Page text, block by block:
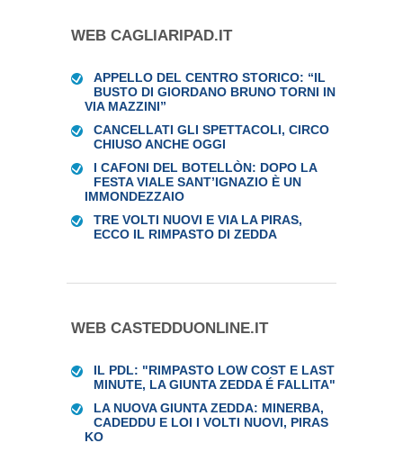
WEB CAGLIARIPAD.IT
APPELLO DEL CENTRO STORICO: “IL
BUSTO DI GIORDANO BRUNO TORNI IN
VIA MAZZINI”
CANCELLATI GLI SPETTACOLI, CIRCO
CHIUSO ANCHE OGGI
I CAFONI DEL BOTELLÒN: DOPO LA
FESTA VIALE SANT’IGNAZIO È UN
IMMONDEZZAIO
TRE VOLTI NUOVI E VIA LA PIRAS,
ECCO IL RIMPASTO DI ZEDDA
WEB CASTEDDUONLINE.IT
IL PDL: "RIMPASTO LOW COST E LAST
MINUTE, LA GIUNTA ZEDDA É FALLITA"
LA NUOVA GIUNTA ZEDDA: MINERBA,
CADEDDU E LOI I VOLTI NUOVI, PIRAS
KO